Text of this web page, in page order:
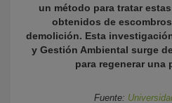
un método para tratar
obtenidos de
demolición. Esta
y Gestión Ambiental surge
para regenerar una
Fuente: